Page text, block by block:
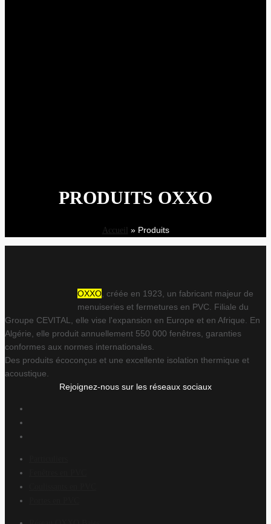
PRODUITS OXXO
Accueil » Produits
OXXO , créée en 1923, un fabricant majeur de
menuiseries et fermetures en PVC. Filiale du
Groupe CEVITAL, elle vise l'expansion en Europe et en Afrique. En
Algérie, elle produit annuellement 550 000 fenêtres, garanties
conformes aux normes internationales.
Des produits écoconçus et une excellente isolation thermique et
acoustique.
Rejoignez-nous sur les réseaux sociaux